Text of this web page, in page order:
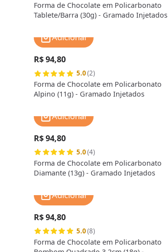
Forma de Chocolate em Policarbonato
Tablete/Barra (30g) - Gramado Injetados
R$ 94,80
5.0(2)
Forma de Chocolate em Policarbonato
Alpino (11g) - Gramado Injetados
Adicionar
R$ 94,80
5.0(4)
Forma de Chocolate em Policarbonato
Diamante (13g) - Gramado Injetados
Adicionar
R$ 94,80
5.0(8)
Forma de Chocolate em Policarbonato
Adicionar